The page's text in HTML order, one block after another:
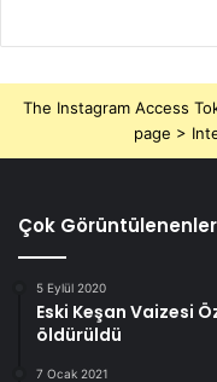
The Instagram Access
page >
Çok Görüntülenenler
5 Eylül 2020
Eski Keşan Vaizesi
öldürüldü
7 Ocak 2021